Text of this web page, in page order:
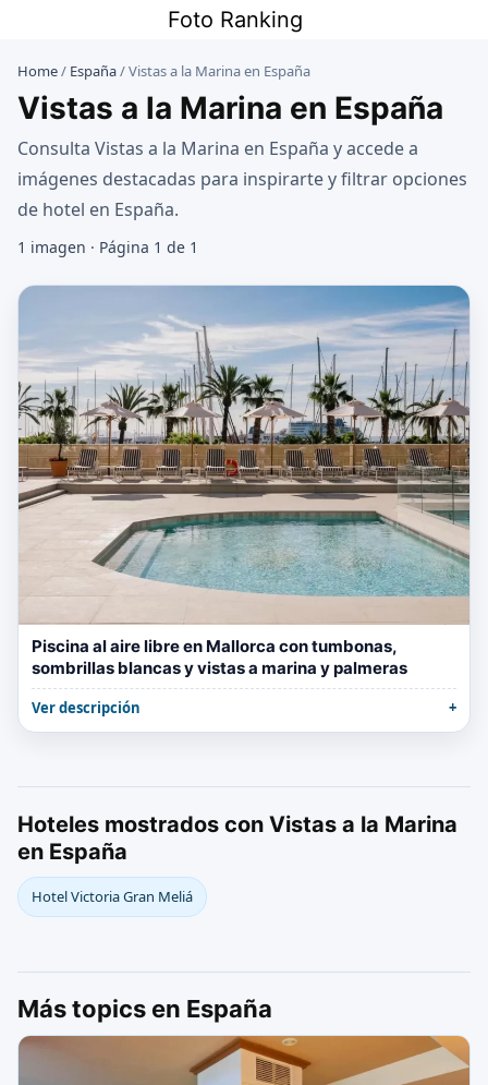
contenido
Foto Ranking
Home/ España/Vistas a la Marina en España
Vistas a la Marina en España
Consulta Vistas a la Marina en España y accede a
imágenes destacadas para inspirarte y filtrar opciones
de hotel en España.
1 imagen · Página 1 de 1
Piscina al aire libre en Mallorca con tumbonas,
sombrillas blancas y vistas a marina y palmeras
Ver descripción
Hoteles mostrados con Vistas a la Marina
en España
Hotel Victoria Gran Meliá
Más topics en España